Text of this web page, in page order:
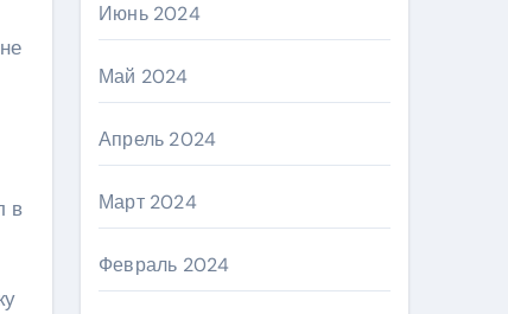
в
Июнь 2024
Май 2024
Апрель 2024
Март 2024
Февраль 2024